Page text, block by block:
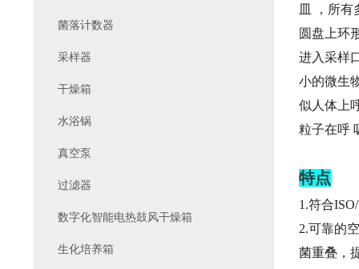
皿 ，所
圆盘上环
进入采样
小的微生
似人体上
粒子在呼
特点
1.符合
2.可靠的
菌重叠，
菌落计数器
采样器
干燥箱
水浴锅
真空泵
过滤器
数字化智能电热鼓风干燥箱
生化培养箱